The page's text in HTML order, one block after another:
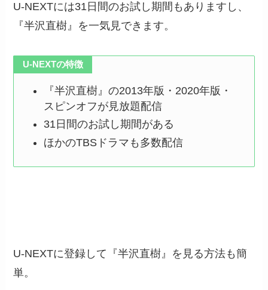
U-NEXTには31日間のお試し期間もありますし、
『半沢直樹』を一気見できます。
U-NEXTの特徴
『半沢直樹』の2013年版・2020年版・
スピンオフが見放題配信
31日間のお試し期間がある
ほかのTBSドラマも多数配信
U-NEXTに登録して『半沢直樹』を見る方法も簡
単。